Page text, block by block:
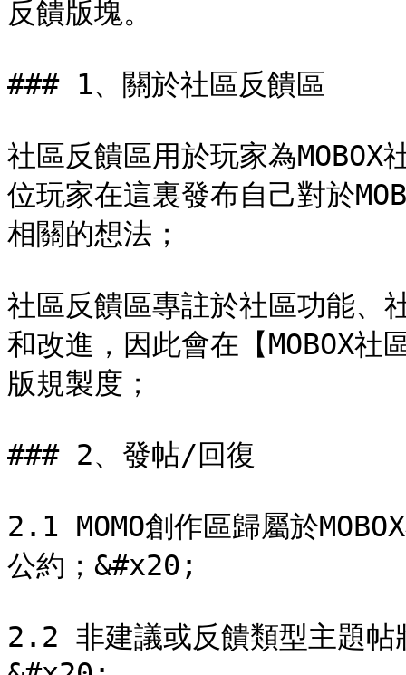
反饋版塊。
### 1、關於社區反饋區
社區反饋區用於玩家為
位玩家在這裏發布自己對於
相關的想法；
社區反饋區專註於社區功能、
和改進，因此會在【MOBOX
版規製度；
### 2、發帖/回復
2.1 MOMO創作區歸屬於
公約；&#x20;
2.2 非建議或反饋類型主題帖